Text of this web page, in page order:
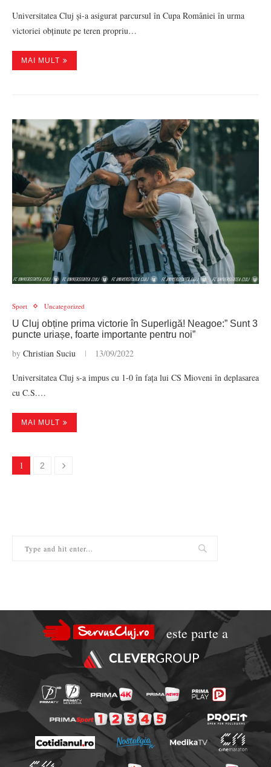
Universitatea Cluj și-a asigurat parcursul în Cupa României în urma
victoriei obținute pe teren propriu…
MAI MULT
Sport Uncategorized
U Cluj obține prima victorie în Superligă! Neagoe:” Sunt 3
puncte uriașe, foarte importante pentru noi”
by Christian Suciu 13/09/2022
Universitatea Cluj s-a impus cu 1-0 în fața lui CS Mioveni în deplasarea
cu C.S.…
MAI MULT
1 2
este parte a